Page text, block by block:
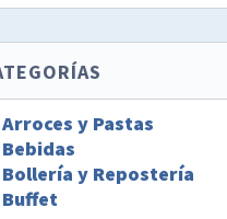
Arroces y Pastas
Bebidas
Bollería y Repostería
Buffet